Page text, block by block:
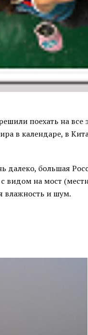
поехать на все
в календаре, в
далеко, большая
видом на мост
влажность и шум.